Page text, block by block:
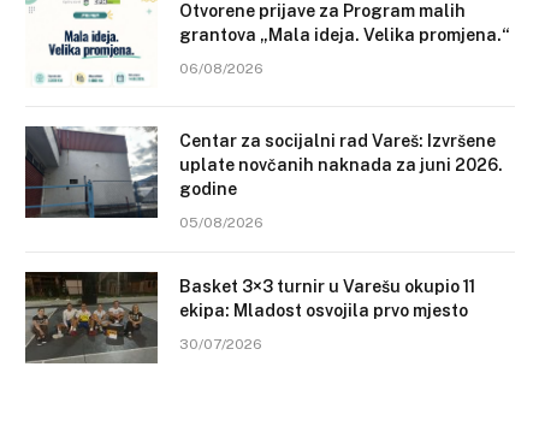
Otvorene prijave za Program malih
grantova „Mala ideja. Velika promjena.“
06/08/2026
Centar za socijalni rad Vareš: Izvršene
uplate novčanih naknada za juni 2026.
godine
05/08/2026
Basket 3×3 turnir u Varešu okupio 11
ekipa: Mladost osvojila prvo mjesto
30/07/2026